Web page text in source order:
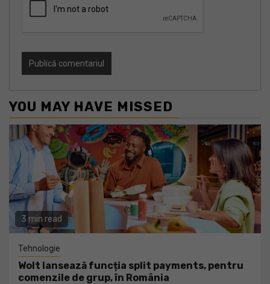
YOU MAY HAVE MISSED
3 min read
Tehnologie
Wolt lansează funcția split payments, pentru
comenzile de grup, în România